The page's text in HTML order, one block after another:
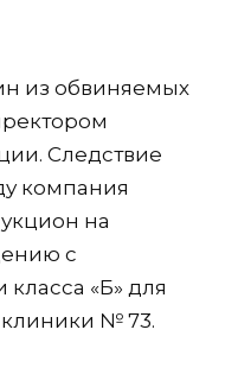
из обвиняемых
Следствие
компания
на
с
«Б» для
№ 73.